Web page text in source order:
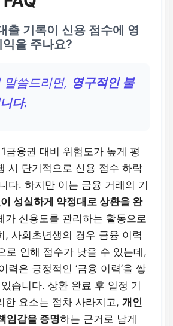
출 기록이 신용 점수에 영
을 주나요?
씀드리면, 영구적인 불
다.
금융권 대비 위험도가 높게 평
시 단기적으로 신용 점수 하락
다. 하지만 이는 금융 거래의 기
성실하게 약정대로 상환을 완
가 신용도를 관리하는 활동으로
, 사회초년생의 경우 금융 이력
로 인해 점수가 낮을 수 있는데,
력은 긍정적인 ‘금융 이력’을 쌓
습니다. 상환 완료 후 일정 기
한 요소는 점차 사라지고,개인
임감을 증명하는 근거로 남게